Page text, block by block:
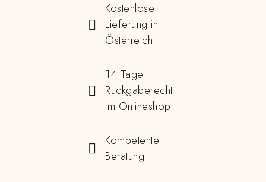
Kostenlose
Lieferung in
Österreich
14 Tage
Rückgaberecht
im Onlineshop
Kompetente
Beratung